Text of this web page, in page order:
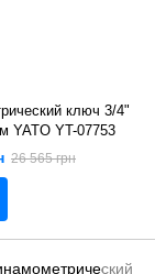
ключ 3/4"
YATO YT-07753
26 565 грн